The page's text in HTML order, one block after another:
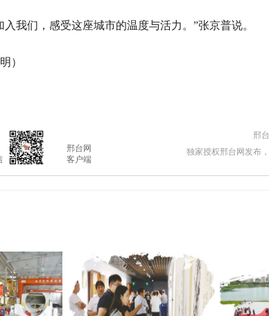
入我们，感受这座城市的温度与活力。”张京普说。
）
台网
户端
邢
独家授权邢台网发布